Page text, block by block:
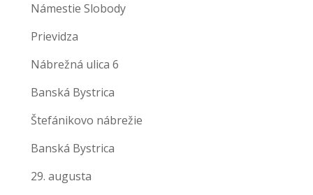
Námestie Slobody
Prievidza
Nábrežná ulica 6
Banská Bystrica
Štefánikovo nábrežie
Banská Bystrica
29. augusta